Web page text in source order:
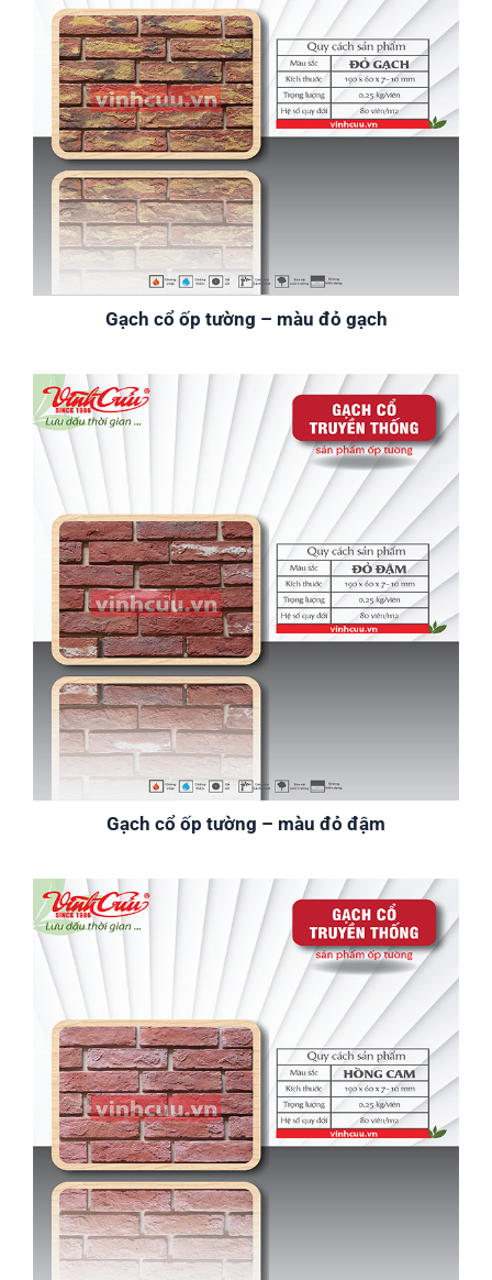
Gạch cổ ốp tường – màu đỏ gạch
Gạch cổ ốp tường – màu đỏ đậm